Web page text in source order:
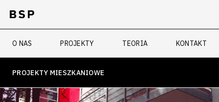
O NAS PROJEKTY TEORIA KONTAKT
PROJEKTY MIESZKANIOWE